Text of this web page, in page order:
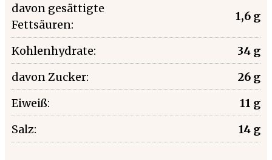
davon gesättigte
Fettsäuren:
1,6 g
Kohlenhydrate:
34 g
davon Zucker:
26 g
Eiweiß:
11 g
Salz:
14 g